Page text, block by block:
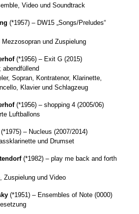
Video und Soundtrack
(*1957) – DW15 „Songs/Preludes“
und Zuspielung
(*1956) – Exit G (2015)
abendfüllend
Sopran, Kontratenor, Klarinette,
Klavier und Schlagzeug
(*1956) – shopping 4 (2005/06)
Luftballons
(*1975) – Nucleus (2007/2014)
und Drumset
(*1982) – play me back and forth
Zuspielung und Video
(*1951) – Ensembles of Note (0000)